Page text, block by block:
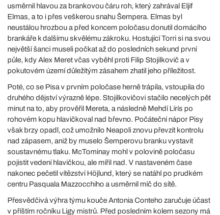
usměrnil hlavou za brankovou čáru roh, který zahrával Eljif
Elmas, a to i přes veškerou snahu Šempera. Elmas byl
neustálou hrozbou a před koncem poločasu donutil domácího
brankáře k dalšímu skvělému zákroku. Hostující Torri si na svou
největší šanci museli počkat až do posledních sekund první
půle, kdy Alex Meret včas vyběhl proti Filip Stojilkovič a v
pokutovém území důležitým zásahem zhatil jeho příležitost.
Poté, co se Pisa v prvním poločase herně trápila, vstoupila do
druhého dějství výrazně lépe. Stojilkovičovi stačilo necelých pět
minut na to, aby prověřil Mereta, a následně Mehdí Lírís po
rohovém kopu hlavičkoval nad břevno. Počáteční nápor Pisy
však brzy opadl, což umožnilo Neapoli znovu převzít kontrolu
nad zápasem, aniž by muselo Šemperovu branku vystavit
soustavnému tlaku. McTominay mohl v polovině poločasu
pojistit vedení hlavičkou, ale mířil nad. V nastaveném čase
nakonec pečetil vítězství Höjlund, který se natáhl po prudkém
centru Pasquala Mazzocchiho a usměrnil míč do sítě.
Přesvědčivá výhra týmu kouče Antonia Conteho zaručuje účast
v příštím ročníku Ligy mistrů. Před posledním kolem sezony má